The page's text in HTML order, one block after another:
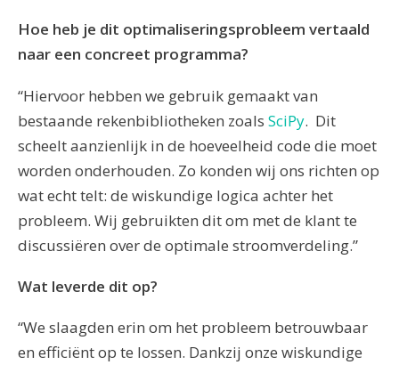
Hoe heb je dit optimaliseringsprobleem vertaald
naar een concreet programma?
“Hiervoor hebben we gebruik gemaakt van
bestaande rekenbibliotheken zoals SciPy. Dit
scheelt aanzienlijk in de hoeveelheid code die moet
worden onderhouden. Zo konden wij ons richten op
wat echt telt: de wiskundige logica achter het
probleem. Wij gebruikten dit om met de klant te
discussiëren over de optimale stroomverdeling.”
Wat leverde dit op?
“We slaagden erin om het probleem betrouwbaar
en efficiënt op te lossen. Dankzij onze wiskundige